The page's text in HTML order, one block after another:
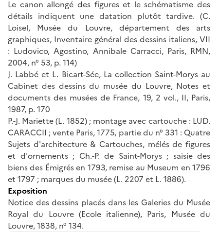
Le canon allongé des figures et le schématisme des
détails indiquent une datation plutôt tardive. (C.
Loisel, Musée du Louvre, département des arts
graphiques, Inventaire général des dessins italiens, VII
: Ludovico, Agostino, Annibale Carracci, Paris, RMN,
2004, n° 53, p. 114)
J. Labbé et L. Bicart-Sée, La collection Saint-Morys au
Cabinet des dessins du musée du Louvre, Notes et
documents des musées de France, 19, 2 vol., II, Paris,
1987, p. 170
P.-J. Mariette (L. 1852) ; montage avec cartouche : LUD.
CARACCII ; vente Paris, 1775, partie du n° 331 : Quatre
Sujets d'architecture & Cartouches, mélés de figures
et d'ornements ; Ch.-P. de Saint-Morys ; saisie des
biens des Émigrés en 1793, remise au Museum en 1796
et 1797 ; marques du musée (L. 2207 et L. 1886).
Exposition
Notice des dessins placés dans les Galeries du Musée
Royal du Louvre (Ecole italienne), Paris, Musée du
Louvre, 1838, n° 134.